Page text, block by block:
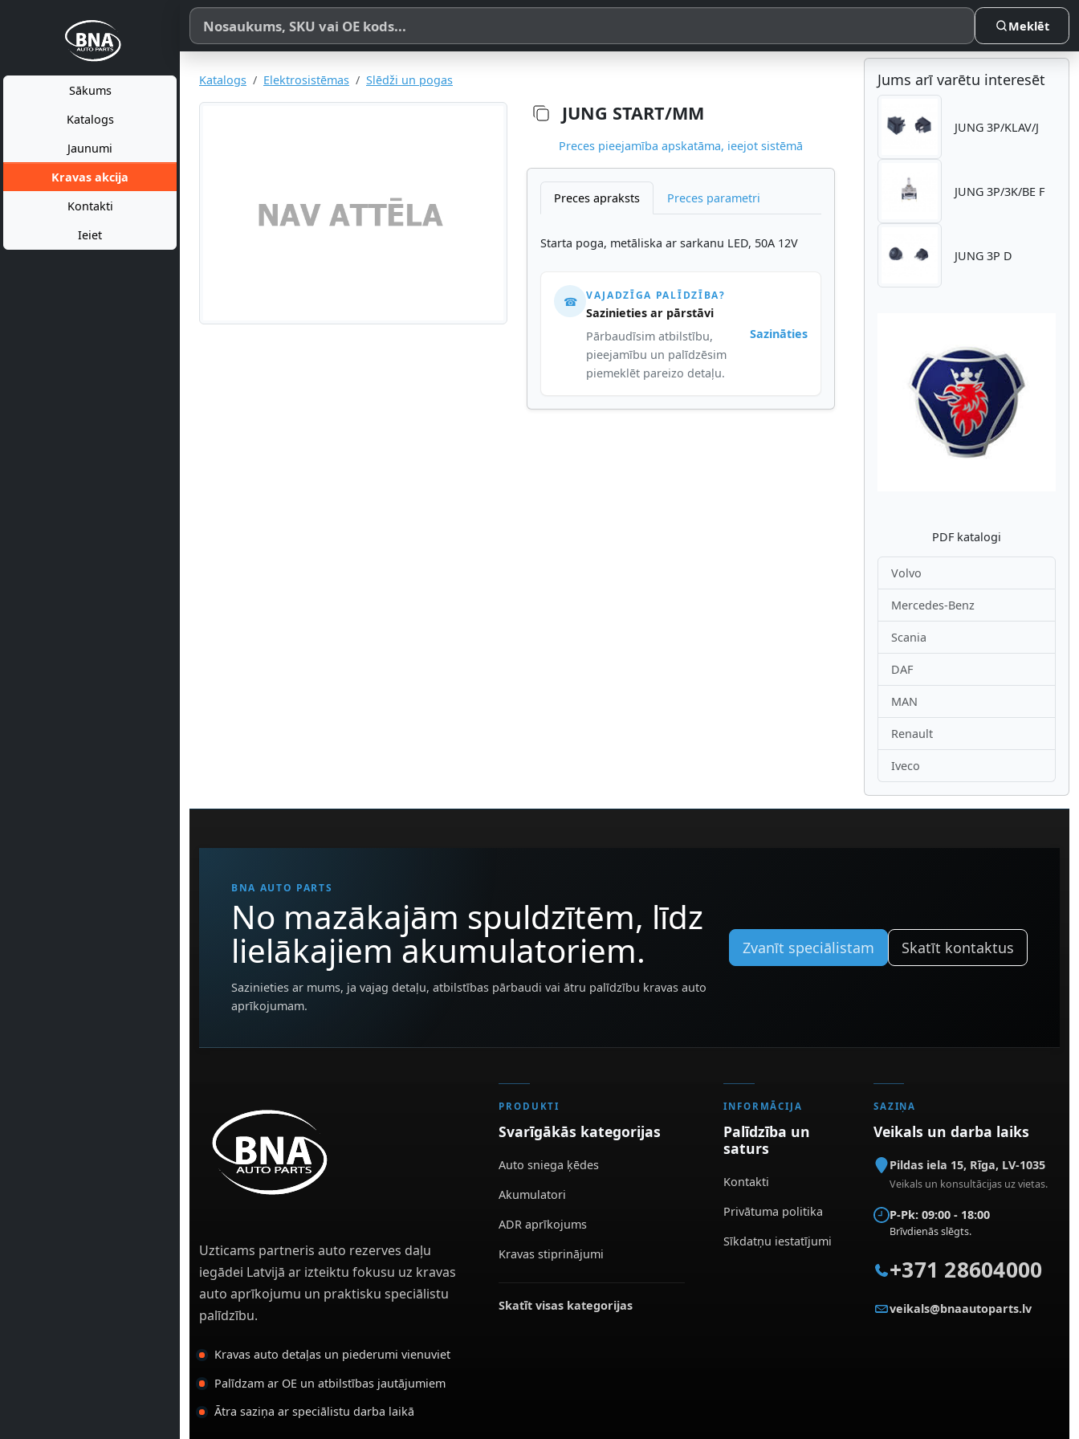
Sākums
Katalogs
Jaunumi
Kravas akcija
Kontakti
Ieiet
Meklēt pēc produkta nosaukuma, SKU vai OE koda
Meklēt
Katalogs Elektrosistēmas Slēdži un pogas
JUNG START/MM
Preces pieejamība apskatāma, ieejot sistēmā
Preces apraksts Preces parametri
Starta poga, metāliska ar sarkanu LED, 50A 12V
☎ VAJADZĪGA PALĪDZĪBA?
Sazinieties ar pārstāvi
Pārbaudīsim atbilstību,
pieejamību un palīdzēsim
piemeklēt pareizo detaļu.
Sazināties
Jums arī varētu interesēt
JUNG 3P/KLAV/J
JUNG 3P/3K/BE F
JUNG 3P D
Atpakaļ
PDF katalogi
Volvo
Mercedes-Benz
Scania
DAF
MAN
Renault
Iveco
BNA AUTO PARTS
No mazākajām spuldzītēm, līdz
lielākajiem akumulatoriem.
Sazinieties ar mums, ja vajag detaļu, atbilstības pārbaudi vai ātru palīdzību kravas auto
aprīkojumam.
Zvanīt speciālistam Skatīt kontaktus
Uzticams partneris auto rezerves daļu
iegādei Latvijā ar izteiktu fokusu uz kravas
auto aprīkojumu un praktisku speciālistu
palīdzību.
Kravas auto detaļas un piederumi vienuviet
Palīdzam ar OE un atbilstības jautājumiem
Ātra saziņa ar speciālistu darba laikā
PRODUKTI
Svarīgākās kategorijas
Auto sniega ķēdes
Akumulatori
ADR aprīkojums
Kravas stiprinājumi
Skatīt visas kategorijas
INFORMĀCIJA
Palīdzība un
saturs
Kontakti
Privātuma politika
Sīkdatņu iestatījumi
SAZIŅA
Veikals un darba laiks
Pildas iela 15, Rīga, LV-1035
Veikals un konsultācijas uz vietas.
P-Pk: 09:00 - 18:00
Brīvdienās slēgts.
+371 28604000
veikals@bnaautoparts.lv